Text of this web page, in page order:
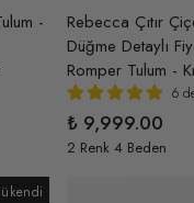
-
Rebecca Çıtır
Düğme Detaylı
Romper Tulum -
6
₺ 9,999.00
2 Renk 4 Beden